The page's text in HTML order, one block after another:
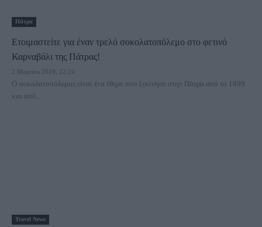
Πάτρα
Ετοιμαστείτε για έναν τρελό σοκολατοπόλεμο στο φετινό
Καρναβάλι της Πάτρας!
2 Μαρτίου 2019, 12:24
Ο σοκολατοπόλεμος είναι ένα έθιμο που ξεκίνησε στην Πάτρα από το 1899
και από...
Travel News